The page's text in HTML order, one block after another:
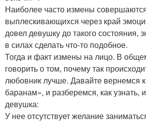
Наиболее часто измены
выплескивающихся через край
довел девушку до такого состояния,
в силах сделать что-то подобное.
Тогда и факт измены на лицо. В
говорить о том, почему так
любовник лучше. Давайте вернемся
баранам», и разберемся, как узнать,
девушка:
У нее отсутствует желание